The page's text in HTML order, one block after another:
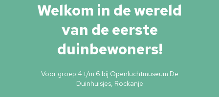
Welkom in de wereld
van de eerste
duinbewoners!
Voor groep 4 t/m 6 bij Openluchtmuseum De
Duinhuisjes, Rockanje